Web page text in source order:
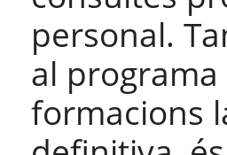
personal.
al programa
formacions